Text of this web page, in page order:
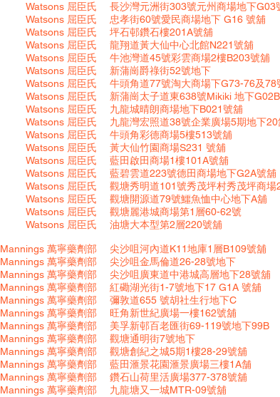
Watsons 屈臣氏
Watsons 屈臣氏
Watsons 屈臣氏
Watsons 屈臣氏
Watsons 屈臣氏
Watsons 屈臣氏
Watsons 屈臣氏
Watsons 屈臣氏
Watsons 屈臣氏
Watsons 屈臣氏
Watsons 屈臣氏
Watsons 屈臣氏
Watsons 屈臣氏
Watsons 屈臣氏
Watsons 屈臣氏
Watsons 屈臣氏
Watsons 屈臣氏
Watsons 屈臣氏
長沙灣元洲街303號元州商場地下G03
忠孝街60號愛民商場地下 G16 號舖
坪石邨鑽石樓201A號舖
龍翔道黃大仙中心北館N221號舖
牛池灣道45號彩雲商場2樓B203號舖
新蒲崗爵祿街52號地下
牛頭角道77號淘大商場下G73-76及78
新蒲崗太子道東638號Mikiki 地下
九龍城晴朗商場地下B021號舖
九龍灣宏照道38號企業廣場5期地下20
牛頭角彩德商場5樓513號舖
黃大仙竹園商場S231 號舖
藍田啟田商場1樓101A號舖
藍碧雲道223號德田商場地下G2A號舖
觀塘秀明道101號秀茂坪村秀茂坪商場
觀塘開源道79號鱷魚恤中心地下A舖
觀塘麗港城商場第1層60-62號
油塘大本型第2層220號舖
Mannings 萬寧藥劑部
Mannings 萬寧藥劑部
Mannings 萬寧藥劑部
Mannings 萬寧藥劑部
Mannings 萬寧藥劑部
Mannings 萬寧藥劑部
Mannings 萬寧藥劑部
Mannings 萬寧藥劑部
Mannings 萬寧藥劑部
Mannings 萬寧藥劑部
Mannings 萬寧藥劑部
Mannings 萬寧藥劑部
尖沙咀河內道K11地庫1層B109號舖
尖沙咀金馬倫道26-28號地下
尖沙咀廣東道中港城高層地下28號舖
紅磡湖光街1-7號地下17 G1A 號舖
彌敦道655 號胡社生行地下C
旺角新世紀廣場一樓162號舖
美孚新邨百老匯街69-119號地下99B
觀塘通明街7號地下
觀塘創紀之城5期1樓28-29號舖
藍田滙景花園滙景廣場三樓1A舗
鑽石山荷里活廣場377-378號舖
九龍塘又一城MTR-09號舖